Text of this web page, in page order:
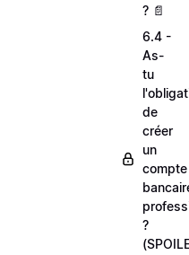
? 📄
6.4 -
As-
tu
de
créer
un
compte
?